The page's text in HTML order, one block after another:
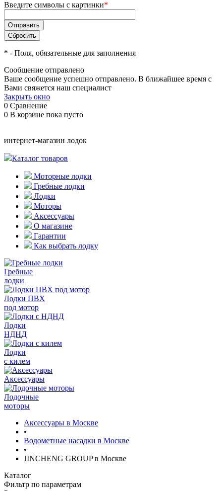
Введите символы с картинки*
* - Поля, обязательные для заполнения
Сообщение отправлено
Ваше сообщение успешно отправлено. В ближайшее время с
Вами свяжется наш специалист
Закрыть окно
0 Сравнение
0 В корзине пока пусто
интернет-магазин лодок
Каталог товаров
Моторные лодки
Гребные лодки
Лодки
Моторы
Аксессуары
О магазине
Гарантии
Как выбрать лодку
Гребные
лодки
Лодки ПВХ
под мотор
Лодки
НДНД
Лодки
с килем
Аксессуары
Лодочные
моторы
Аксессуары в Москве
•
Водометные насадки в Москве
•
JINCHENG GROUP в Москве
Каталог
Фильтр по параметрам